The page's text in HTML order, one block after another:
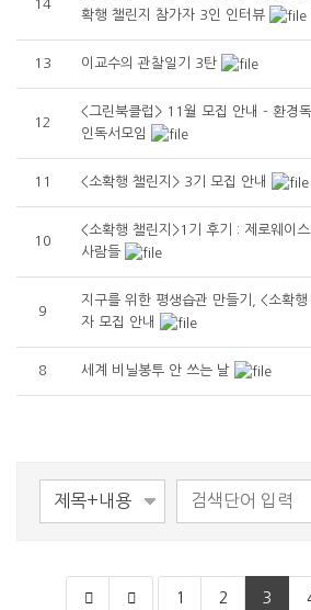
14
확행 챌린지 참가자 3인 인터뷰
13 이교수의 관찰일기 3탄
12
<그린북클럽> 11월 모집 안내 - 환경
인독서모임
11 <소확행 챌린지> 3기 모집 안내
10
<소확행 챌린지>1기 후기 : 제로웨이
사람들
9
지구를 위한 평생습관 만들기, <소확
자 모집 안내
8 세계 비닐봉투 안 쓰는 날
1 2 3